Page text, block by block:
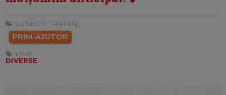
SUBIECTE TRATATE:
PRIM-AJUTOR
TEMA:
DIVERSE